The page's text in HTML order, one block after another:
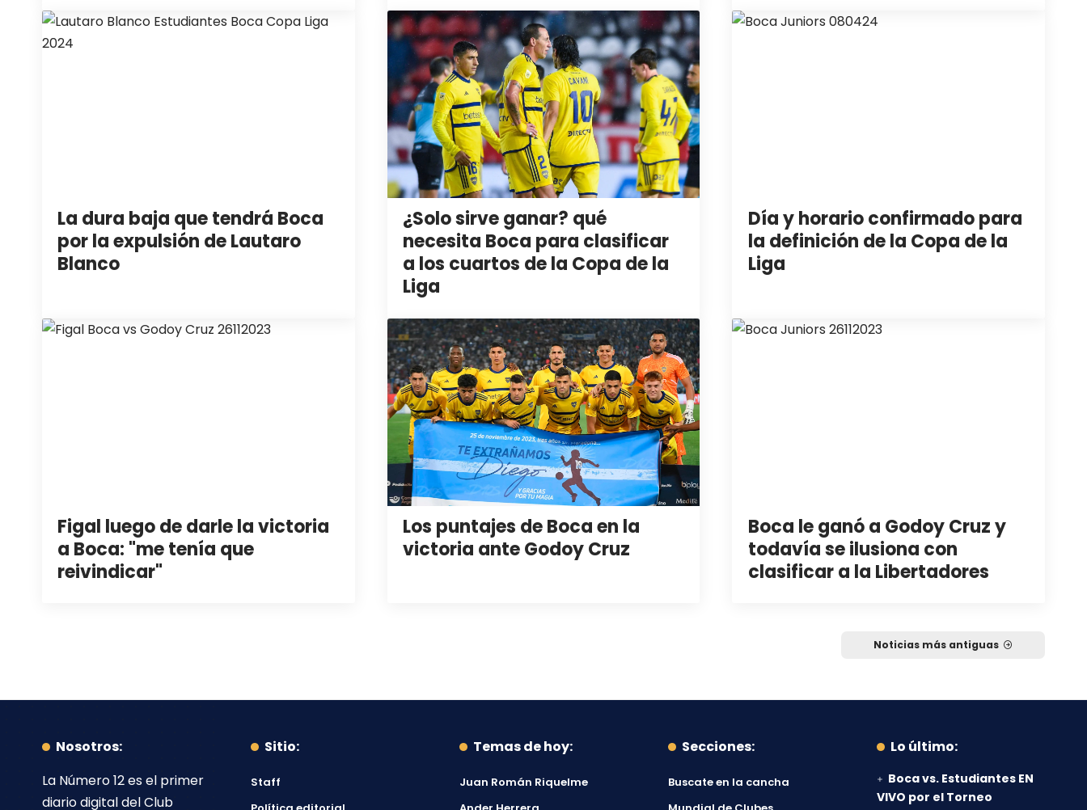
La dura baja que tendrá Boca
por la expulsión de Lautaro
Blanco
¿Solo sirve ganar? qué
necesita Boca para clasificar
a los cuartos de la Copa de la
Liga
Día y horario confirmado para
la definición de la Copa de la
Liga
Figal luego de darle la victoria
a Boca: "me tenía que
reivindicar"
Los puntajes de Boca en la
victoria ante Godoy Cruz
Boca le ganó a Godoy Cruz y
todavía se ilusiona con
clasificar a la Libertadores
Noticias más antiguas
Nosotros:
La Número 12es el primer
diario digital delClub
Sitio:
Staff
Temas de hoy:
Juan Román Riquelme
Secciones:
Buscate en la cancha
Lo último:
Boca vs. Estudiantes EN
VIVO por el Torneo